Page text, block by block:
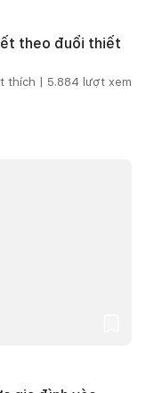
theo đuổi thiết
thích | 5.884 lượt xem